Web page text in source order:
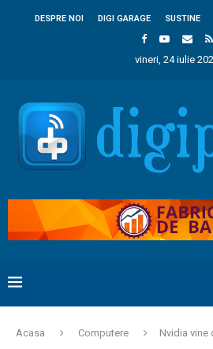
DESPRE NOI DIGI GARAGE SUSTINE
vineri, 24 iulie
Acasa Computere Nvidia vine